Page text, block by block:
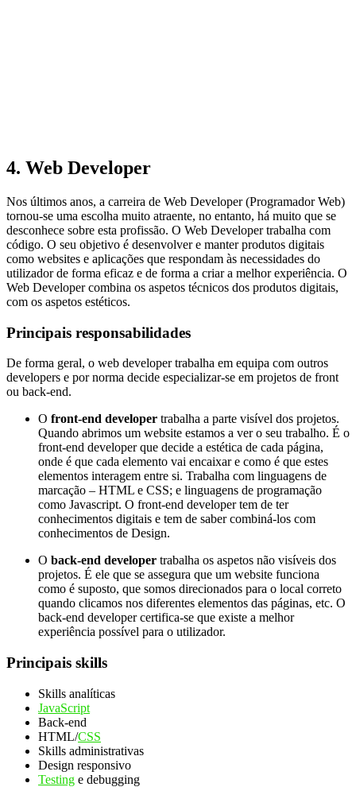
4. Web Developer
Nos últimos anos, a carreira de Web Developer (Programador Web)
tornou-se uma escolha muito atraente, no entanto, há muito que se
desconhece sobre esta profissão. O Web Developer trabalha com
código. O seu objetivo é desenvolver e manter produtos digitais
como websites e aplicações que respondam às necessidades do
utilizador de forma eficaz e de forma a criar a melhor experiência. O
Web Developer combina os aspetos técnicos dos produtos digitais,
com os aspetos estéticos.
Principais responsabilidades
De forma geral, o web developer trabalha em equipa com outros
developers e por norma decide especializar-se em projetos de front
ou back-end.
O front-end developer trabalha a parte visível dos projetos.
Quando abrimos um website estamos a ver o seu trabalho. É o
front-end developer que decide a estética de cada página,
onde é que cada elemento vai encaixar e como é que estes
elementos interagem entre si. Trabalha com linguagens de
marcação – HTML e CSS; e linguagens de programação
como Javascript. O front-end developer tem de ter
conhecimentos digitais e tem de saber combiná-los com
conhecimentos de Design.
O back-end developer trabalha os aspetos não visíveis dos
projetos. É ele que se assegura que um website funciona
como é suposto, que somos direcionados para o local correto
quando clicamos nos diferentes elementos das páginas, etc. O
back-end developer certifica-se que existe a melhor
experiência possível para o utilizador.
Principais skills
Skills analíticas
JavaScript
Back-end
HTML/CSS
Skills administrativas
Design responsivo
Testing e debugging